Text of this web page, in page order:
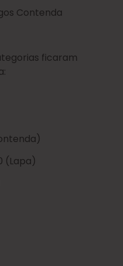
Contenda
ficaram
(Lapa)